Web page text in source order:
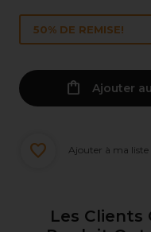
50% DE REMISE!
Ajouter
Ajouter à ma liste
Les Clients